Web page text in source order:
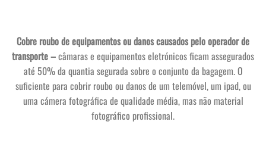
Cobre roubo de equipamentos ou danos causados pelo operador de
transporte –câmaras e equipamentos eletrónicos ficam assegurados
até 50% da quantia segurada sobre o conjunto da bagagem. O
suficiente para cobrir roubo ou danos de um telemóvel, um ipad, ou
uma cámera fotográfica de qualidade média, mas não material
fotográfico profissional.